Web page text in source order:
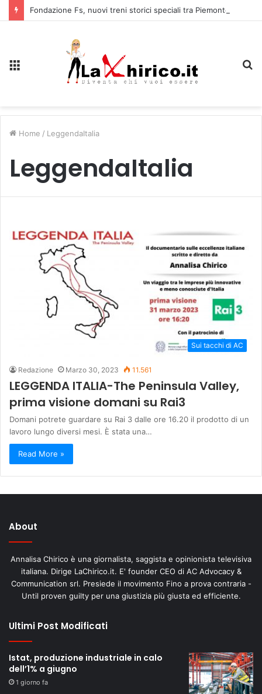
Home / LeggendaItalia
LeggendaItalia
Sui tacchi di AC
Redazione Marzo 30, 2023 11.561
LEGGENDA ITALIA-The Peninsula Valley,
prima visione domani su Rai3
Domani potrete guardare su Rai 3 dalle ore 16.20 il prodotto di un
lavoro lungo diversi mesi. È stata una…
Read More »
About
Annalisa Chirico è una giornalista, saggista e opinionista televisiva
italiana. Dirige LaChirico.it. E' founder CEO di AC Advocacy &
Communication srl. Presiede il movimento Fino a prova contraria -
Until proven guilty per una giustizia più giusta ed efficiente.
Ultimi Post Modificati
Istat, produzione industriale in calo
dell’1% a giugno
1 giorno fa